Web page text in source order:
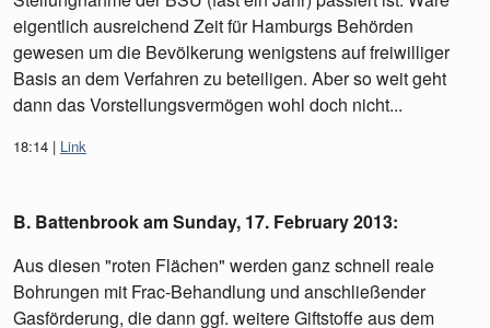
eigentlich ausreichend Zeit für Hamburgs Behörden
gewesen um die Bevölkerung wenigstens auf freiwilliger
Basis an dem Verfahren zu beteiligen. Aber so weit geht
dann das Vorstellungsvermögen wohl doch nicht...
18:14 Link
B. Battenbrook amSunday, 17. February 2013:
Aus diesen "roten Flächen" werden ganz schnell reale
Bohrungen mit Frac-Behandlung und anschließender
Gasförderung, die dann ggf. weitere Giftstoffe aus dem